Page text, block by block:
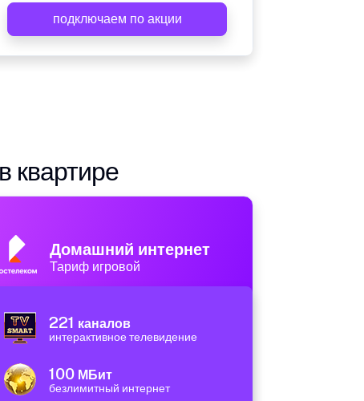
подключаем по акции
квартире
Домашний интернет
Тариф игровой
221 каналов
интерактивное телевидение
100 МБит
безлимитный интернет